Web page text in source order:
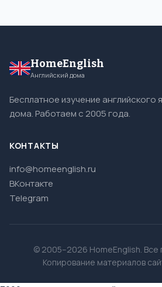
HomeEnglish
Английский дома
Бесплатное изучение английского
дома. Работаем с 2005 года.
КОНТАКТЫ
info@homeenglish.ru
ВКонтакте
Telegram
© 2005–2026 HomeEnglish. Все
Копирование материалов